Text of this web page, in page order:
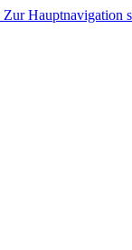
Zur Hauptnavigation